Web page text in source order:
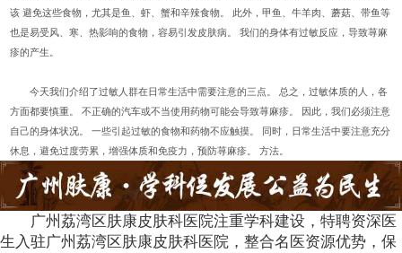
该 避免这些食物，尤其是鱼、虾、蟹和辛辣食物。 此外，甲鱼、牛羊肉、蘑菇、带鱼等
也是易受风、寒、热影响的食物，容易引发皮肤病。 我们的身体有过敏反应，导致荨麻
疹的产生。
今天我们介绍了过敏人群在日常生活中需要注意的三点。 总之，过敏体质的人，各
方面都要慎重。 不正确的汽车或不当使用药物可能会导致荨麻疹。 因此，我们必须注意
自己的身体状况。 一些引起过敏的食物和药物不应触摸。 同时，日常生活中要注意充分
休息，避免过度劳累，增强体质和免疫力，预防荨麻疹。 方法。
广州荔湾区肤康皮肤科医院注重学科建设，特聘资深医
生入驻广州荔湾区肤康皮肤科医院，整合名医资源优势，保